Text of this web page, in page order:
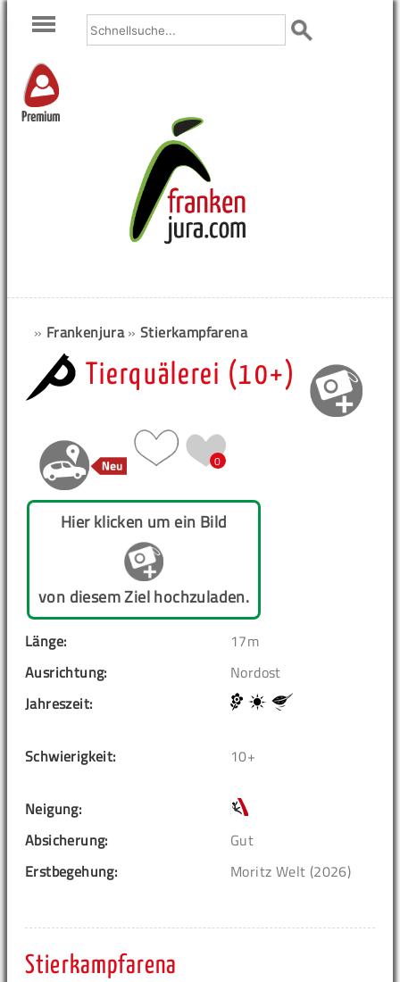
Premium
» Frankenjura»Stierkampfarena
Tierquälerei (10+)
0
Hier klicken um ein Bild
von diesem Ziel hochzuladen.
Länge:
17m
Ausrichtung:
Nordost
Jahreszeit:
Schwierigkeit: 10+
Neigung:
Absicherung:
Gut
Erstbegehung:
Moritz Welt (2026)
Stierkampfarena